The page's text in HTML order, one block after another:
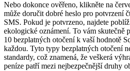
Nebo dokonce ověřeno, klikněte na
může doručit dobré heslo pro potvrzení
SMS. Pokud je potvrzeno, najdete
ekologické oznámení. To vám skutečně
10 bezplatných otočení k vaší hodnotě
každou. Tyto typy bezplatných otočení
standardy, což znamená, že veškerá
peníze patří mezi nejbezpečnější druhy